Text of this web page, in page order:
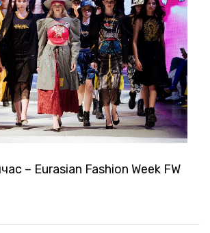
– Eurasian Fashion Week FW